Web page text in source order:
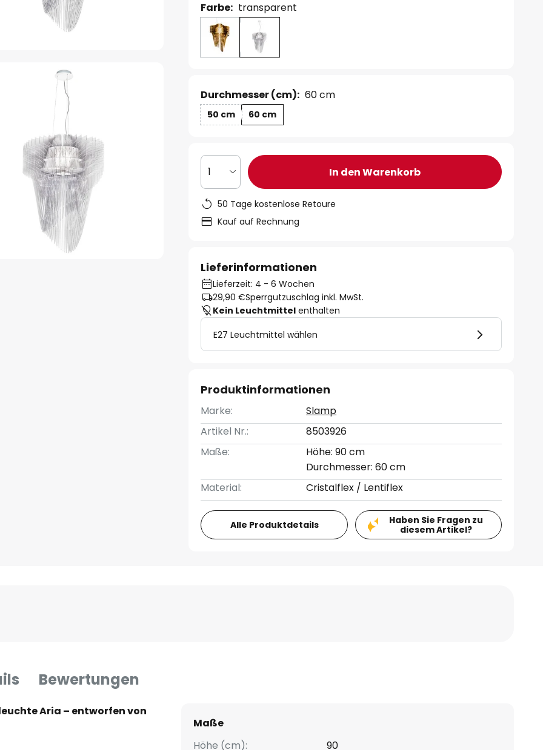
Farbe: transparent
Durchmesser (cm): 60 cm
50 cm 60 cm
1 In den Warenkorb
50 Tage kostenlose Retoure
Kauf auf Rechnung
Lieferinformationen
Lieferzeit: 4 - 6 Wochen
29,90 €Sperrgutzuschlag inkl. MwSt.
Kein Leuchtmittel enthalten
E27 Leuchtmittel wählen
Produktinformationen
Marke:
Slamp
Artikel Nr.:
8503926
Maße:
Höhe: 90 cm
Durchmesser: 60 cm
Material:
Cristalflex / Lentiflex
Alle Produktdetails
Haben Sie Fragen zu
diesem Artikel?
Bewertungen
Aria – entworfen von
Maße
Höhe (cm):
90